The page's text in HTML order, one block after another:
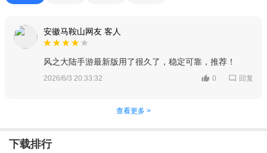
安徽马鞍山网友 客人
风之大陆手游最新版用了很久了，稳定可靠，推荐！
2026/6/3 20:33:32 0 回复
查看更多 >
下载排行